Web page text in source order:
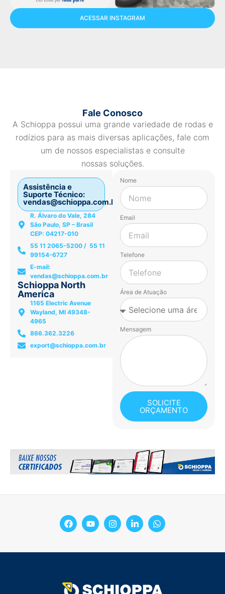
ACESSAR INSTAGRAM
Fale Conosco
A Schioppa possui uma grande variedade de rodas e
rodízios para as mais diversas aplicações, fale com
um de nossos especialistas e consulte
nossas soluções.
Assistência e
Suporte Técnico:
vendas@schioppa.com.br
R. Álvaro do Vale, 284
São Paulo, SP – Brasil
CEP: 04217-010
55 11 2065-5200 / 55 11
99154-6727
E-mail:
vendas@schioppa.com.br
Schioppa North
America
1165 Electric Avenue
Wayland, MI 49348-
4965
866.362.3226
export@schioppa.com.br
Nome
Email
Telefone
Área de Atuação
Mensagem
SOLICITE
ORÇAMENTO